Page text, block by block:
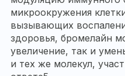
микроокружения
вызывающих
здоровья, бромелайн
увеличение, так и
и тех же молекул,